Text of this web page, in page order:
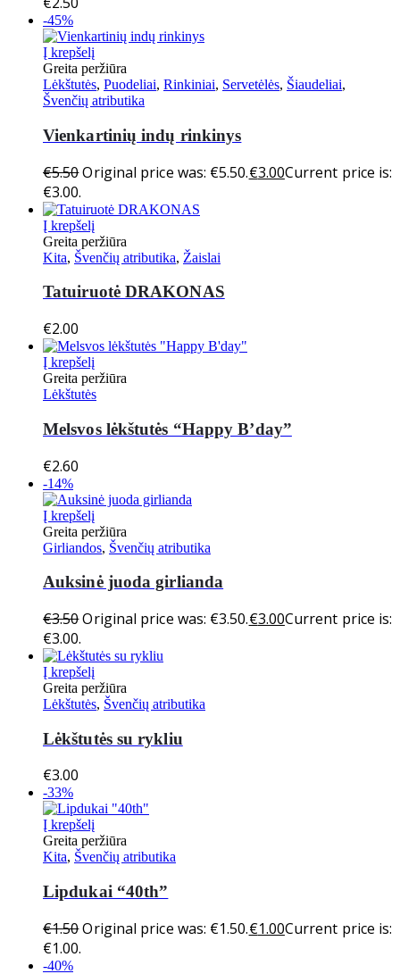
-45%
Į krepšelį
Greita peržiūra
Lėkštutės, Puodeliai, Rinkiniai, Servetėlės, Šiaudeliai,
Švenčių atributika
Vienkartinių indų rinkinys
€5.50Original price was: €5.50.€3.00Current price is:
€3.00.
Į krepšelį
Greita peržiūra
Kita, Švenčių atributika, Žaislai
Tatuiruotė DRAKONAS
€2.00
Į krepšelį
Greita peržiūra
Lėkštutės
Melsvos lėkštutės “Happy B’day”
€2.60
-14%
Į krepšelį
Greita peržiūra
Girliandos, Švenčių atributika
Auksinė juoda girlianda
€3.50Original price was: €3.50.€3.00Current price is:
€3.00.
Į krepšelį
Greita peržiūra
Lėkštutės, Švenčių atributika
Lėkštutės su rykliu
€3.00
-33%
Į krepšelį
Greita peržiūra
Kita, Švenčių atributika
Lipdukai “40th”
€1.50Original price was: €1.50.€1.00Current price is:
€1.00.
-40%